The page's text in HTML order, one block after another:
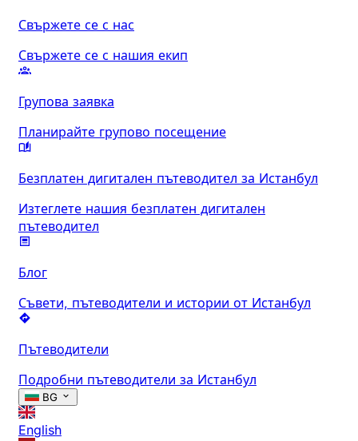
Свържете се с нас
Свържете се с нашия екип
Групова заявка
Планирайте групово посещение
Безплатен дигитален пътеводител за Истанбул
Изтеглете нашия безплатен дигитален
пътеводител
Блог
Съвети, пътеводители и истории от Истанбул
Пътеводители
Подробни пътеводители за Истанбул
BG
English